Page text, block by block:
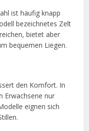
ist häufig knapp
bezeichnetes Zelt
bietet aber
bequemen Liegen.
den Komfort. In
Erwachsene nur
eignen sich